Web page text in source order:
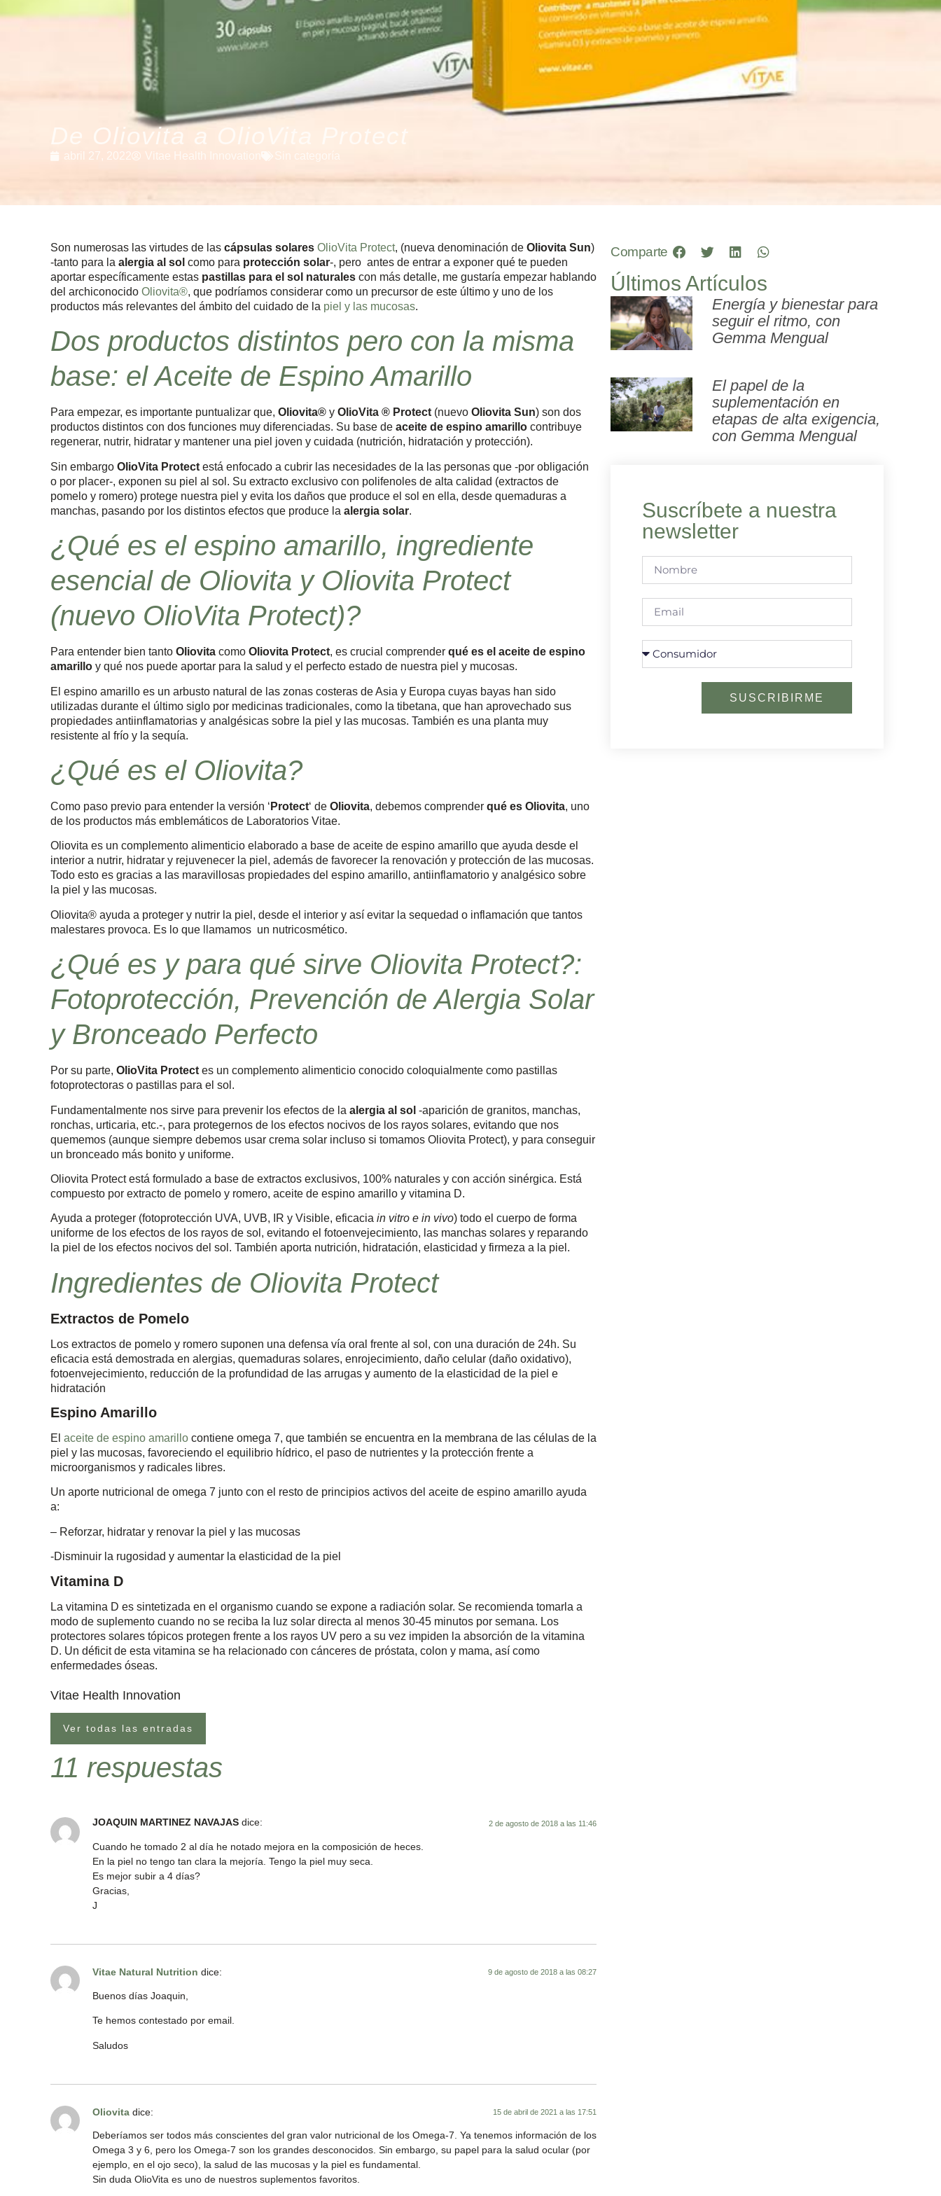
De Oliovita a OlioVita Protect
abril 27, 2022 Vitae Health Innovation Sin categoría
Son numerosas las virtudes de las cápsulas solares OlioVita Protect, (nueva denominación de Oliovita Sun)
-tanto para la alergia al sol como para protección solar-, pero antes de entrar a exponer qué te pueden
aportar específicamente estas pastillas para el sol naturales con más detalle, me gustaría empezar hablando
del archiconocido Oliovita®, que podríamos considerar como un precursor de este último y uno de los
productos más relevantes del ámbito del cuidado de la piel y las mucosas.
Dos productos distintos pero con la misma
base: el Aceite de Espino Amarillo
Para empezar, es importante puntualizar que, Oliovita® y OlioVita ® Protect (nuevo Oliovita Sun) son dos
productos distintos con dos funciones muy diferenciadas. Su base de aceite de espino amarillo contribuye
regenerar, nutrir, hidratar y mantener una piel joven y cuidada (nutrición, hidratación y protección).
Sin embargo OlioVita Protect está enfocado a cubrir las necesidades de la las personas que -por obligación
o por placer-, exponen su piel al sol. Su extracto exclusivo con polifenoles de alta calidad (extractos de
pomelo y romero) protege nuestra piel y evita los daños que produce el sol en ella, desde quemaduras a
manchas, pasando por los distintos efectos que produce la alergia solar.
¿Qué es el espino amarillo, ingrediente
esencial de Oliovita y Oliovita Protect
(nuevo OlioVita Protect)?
Para entender bien tanto Oliovita como Oliovita Protect, es crucial comprender qué es el aceite de espino
amarillo y qué nos puede aportar para la salud y el perfecto estado de nuestra piel y mucosas.
El espino amarillo es un arbusto natural de las zonas costeras de Asia y Europa cuyas bayas han sido
utilizadas durante el último siglo por medicinas tradicionales, como la tibetana, que han aprovechado sus
propiedades antiinflamatorias y analgésicas sobre la piel y las mucosas. También es una planta muy
resistente al frío y la sequía.
¿Qué es el Oliovita?
Como paso previo para entender la versión ‘ Protect‘ de Oliovita, debemos comprender qué es Oliovita, uno
de los productos más emblemáticos de Laboratorios Vitae.
Oliovita es un complemento alimenticio elaborado a base de aceite de espino amarillo que ayuda desde el
interior a nutrir, hidratar y rejuvenecer la piel, además de favorecer la renovación y protección de las mucosas.
Todo esto es gracias a las maravillosas propiedades del espino amarillo, antiinflamatorio y analgésico sobre
la piel y las mucosas.
Oliovita® ayuda a proteger y nutrir la piel, desde el interior y así evitar la sequedad o inflamación que tantos
malestares provoca. Es lo que llamamos un nutricosmético.
¿Qué es y para qué sirve Oliovita Protect?:
Fotoprotección, Prevención de Alergia Solar
y Bronceado Perfecto
Por su parte, OlioVita Protect es un complemento alimenticio conocido coloquialmente como pastillas
fotoprotectoras o pastillas para el sol.
Fundamentalmente nos sirve para prevenir los efectos de la alergia al sol -aparición de granitos, manchas,
ronchas, urticaria, etc.-, para protegernos de los efectos nocivos de los rayos solares, evitando que nos
quememos (aunque siempre debemos usar crema solar incluso si tomamos Oliovita Protect), y para conseguir
un bronceado más bonito y uniforme.
Oliovita Protect está formulado a base de extractos exclusivos, 100% naturales y con acción sinérgica. Está
compuesto por extracto de pomelo y romero, aceite de espino amarillo y vitamina D.
Ayuda a proteger (fotoprotección UVA, UVB, IR y Visible, eficacia in vitro e in vivo) todo el cuerpo de forma
uniforme de los efectos de los rayos de sol, evitando el fotoenvejecimiento, las manchas solares y reparando
la piel de los efectos nocivos del sol. También aporta nutrición, hidratación, elasticidad y firmeza a la piel.
Ingredientes de Oliovita Protect
Extractos de Pomelo
Los extractos de pomelo y romero suponen una defensa vía oral frente al sol, con una duración de 24h. Su
eficacia está demostrada en alergias, quemaduras solares, enrojecimiento, daño celular (daño oxidativo),
fotoenvejecimiento, reducción de la profundidad de las arrugas y aumento de la elasticidad de la piel e
hidratación
Espino Amarillo
El aceite de espino amarillo contiene omega 7, que también se encuentra en la membrana de las células de la
piel y las mucosas, favoreciendo el equilibrio hídrico, el paso de nutrientes y la protección frente a
microorganismos y radicales libres.
Un aporte nutricional de omega 7 junto con el resto de principios activos del aceite de espino amarillo ayuda
a:
– Reforzar, hidratar y renovar la piel y las mucosas
-Disminuir la rugosidad y aumentar la elasticidad de la piel
Vitamina D
La vitamina D es sintetizada en el organismo cuando se expone a radiación solar. Se recomienda tomarla a
modo de suplemento cuando no se reciba la luz solar directa al menos 30-45 minutos por semana. Los
protectores solares tópicos protegen frente a los rayos UV pero a su vez impiden la absorción de la vitamina
D. Un déficit de esta vitamina se ha relacionado con cánceres de próstata, colon y mama, así como
enfermedades óseas.
Vitae Health Innovation
Ver todas las entradas
11 respuestas
JOAQUIN MARTINEZ NAVAJAS dice: 2 de agosto de 2018 a las 11:46
Cuando he tomado 2 al día he notado mejora en la composición de heces.
En la piel no tengo tan clara la mejoría. Tengo la piel muy seca.
Es mejor subir a 4 días?
Gracias,
J
Vitae Natural Nutrition dice: 9 de agosto de 2018 a las 08:27
Buenos días Joaquin,
Te hemos contestado por email.
Saludos
Oliovita dice: 15 de abril de 2021 a las 17:51
Deberíamos ser todos más conscientes del gran valor nutricional de los Omega-7. Ya tenemos información de los
Omega 3 y 6, pero los Omega-7 son los grandes desconocidos. Sin embargo, su papel para la salud ocular (por
ejemplo, en el ojo seco), la salud de las mucosas y la piel es fundamental.
Sin duda OlioVita es uno de nuestros suplementos favoritos.
Comparte
Últimos Artículos
Energía y bienestar para
seguir el ritmo, con
Gemma Mengual
El papel de la
suplementación en
etapas de alta exigencia,
con Gemma Mengual
Suscríbete a nuestra
newsletter
SUSCRIBIRME